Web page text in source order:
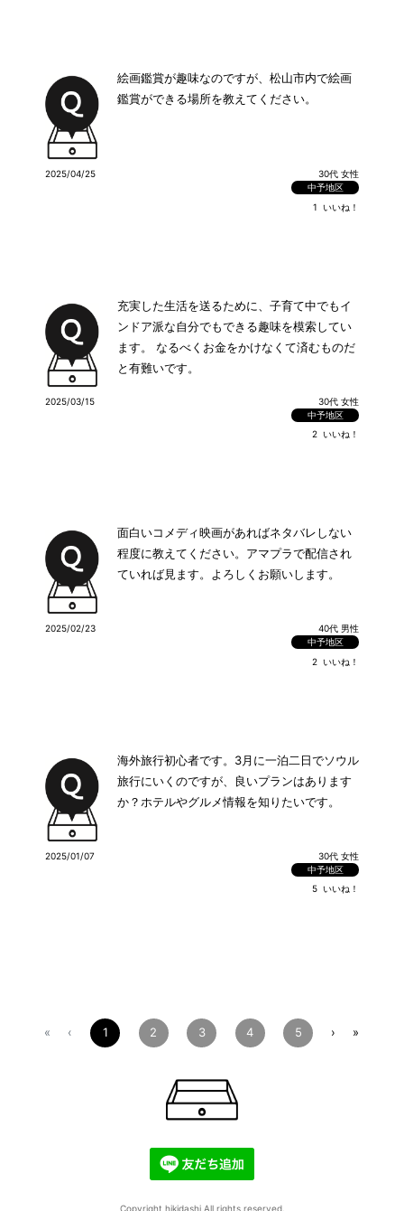
絵画鑑賞が趣味なのですが、松山市内で絵画
鑑賞ができる場所を教えてください。
2025/04/25
30代 女性
中予地区
1 いいね！
充実した生活を送るために、子育て中でもイ
ンドア派な自分でもできる趣味を模索してい
ます。 なるべくお金をかけなくて済むものだ
と有難いです。
2025/03/15
30代 女性
中予地区
2 いいね！
面白いコメディ映画があればネタバレしない
程度に教えてください。アマプラで配信され
ていれば見ます。よろしくお願いします。
2025/02/23
40代 男性
中予地区
2 いいね！
海外旅行初心者です。3月に一泊二日でソウル
旅行にいくのですが、良いプランはあります
か？ホテルやグルメ情報を知りたいです。
2025/01/07
30代 女性
中予地区
5 いいね！
« ‹ 1 2 3 4 5 › »
Copyright hikidashi All rights reserved.